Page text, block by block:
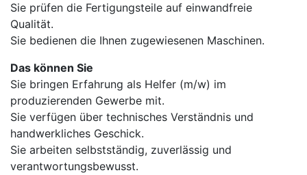
Sie prüfen die Fertigungsteile auf einwandfreie
Qualität.
Sie bedienen die Ihnen zugewiesenen Maschinen.
Das können Sie
Sie bringen Erfahrung als Helfer (m/w) im
produzierenden Gewerbe mit.
Sie verfügen über technisches Verständnis und
handwerkliches Geschick.
Sie arbeiten selbstständig, zuverlässig und
verantwortungsbewusst.